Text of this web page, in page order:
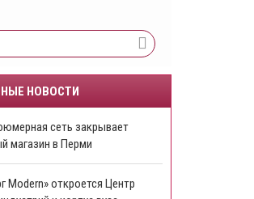
НОВОСТИ
сеть закрывает
магазин в Перми
Modern» откроется Центр